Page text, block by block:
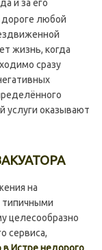
и за его
любой
жизнь, когда
сразу
услуги оказывают
на
типичными
целесообразно
сервиса,